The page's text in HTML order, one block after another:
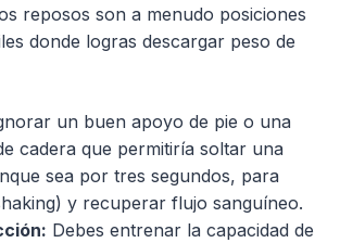
reposos son a menudo posiciones
donde logras descargar peso de
un buen apoyo de pie o una
cadera que permitiría soltar una
sea por tres segundos, para
y recuperar flujo sanguíneo.
Debes entrenar la capacidad de